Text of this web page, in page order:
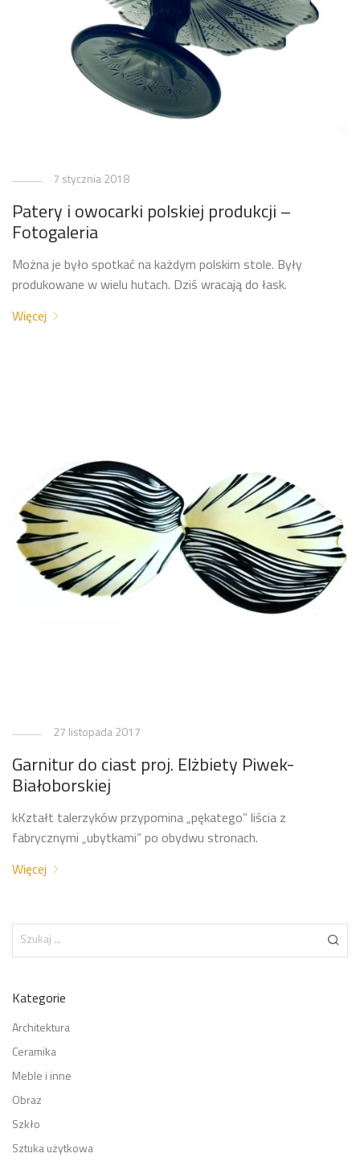
7 stycznia 2018
Patery i owocarki polskiej produkcji –
Fotogaleria
Można je było spotkać na każdym polskim stole. Były
produkowane w wielu hutach. Dziś wracają do łask.
Więcej
27 listopada 2017
Garnitur do ciast proj. Elżbiety Piwek-
Białoborskiej
kKztałt talerzyków przypomina „pękatego” liścia z
fabrycznymi „ubytkami” po obydwu stronach.
Więcej
Kategorie
Architektura
Ceramika
Meble i inne
Obraz
Szkło
Sztuka użytkowa